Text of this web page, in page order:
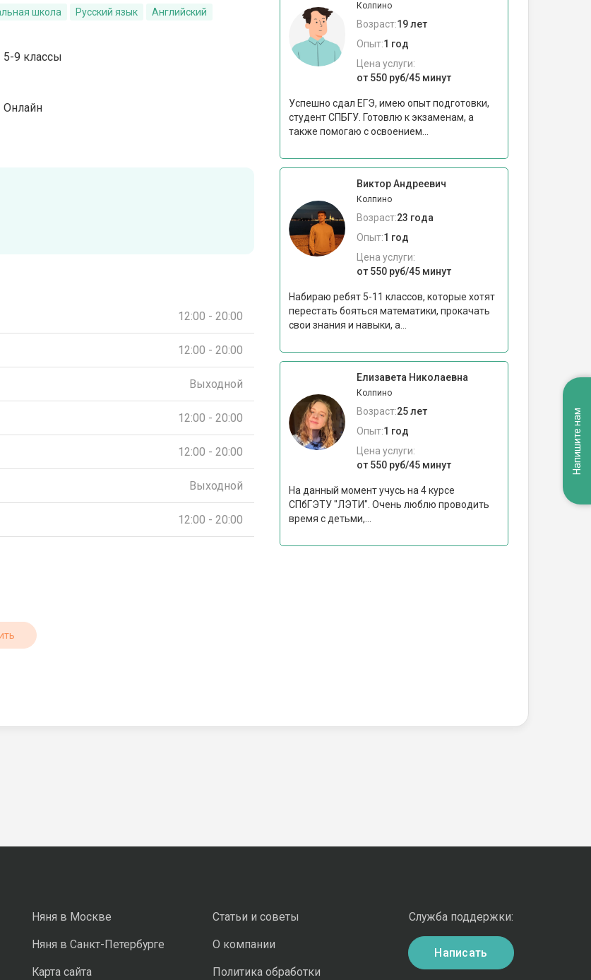
школа Русский язык Английский
5-9 классы
Онлайн
12:00 - 20:00
12:00 - 20:00
Выходной
12:00 - 20:00
12:00 - 20:00
Выходной
12:00 - 20:00
Колпино
Возраст:19 лет
Опыт:1 год
Цена услуги:
от 550 руб/45 минут
Успешно сдал ЕГЭ, имею опыт подготовки,
студент СПБГУ. Готовлю к экзаменам, а
также помогаю с освоением...
Виктор Андреевич
Колпино
Возраст:23 года
Опыт:1 год
Цена услуги:
от 550 руб/45 минут
Набираю ребят 5-11 классов, которые хотят
перестать бояться математики, прокачать
свои знания и навыки, а...
Елизавета Николаевна
Колпино
Возраст:25 лет
Опыт:1 год
Цена услуги:
от 550 руб/45 минут
На данный момент учусь на 4 курсе
СПбГЭТУ "ЛЭТИ". Очень люблю проводить
время с детьми,...
Няня в Москве
Няня в Санкт-Петербурге
Карта сайта
Статьи и советы
О компании
Политика обработки
Служба поддержки:
Написать
Напишите нам